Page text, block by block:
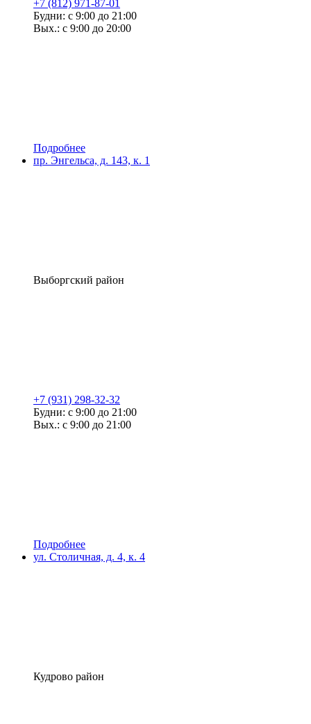
+7 (812) 971-87-01
Будни: с 9:00 до 21:00
Вых.: с 9:00 до 20:00
Подробнее
пр. Энгельса, д. 143, к. 1
Выборгский район
+7 (931) 298-32-32
Будни: с 9:00 до 21:00
Вых.: с 9:00 до 21:00
Подробнее
ул. Столичная, д. 4, к. 4
Кудрово район